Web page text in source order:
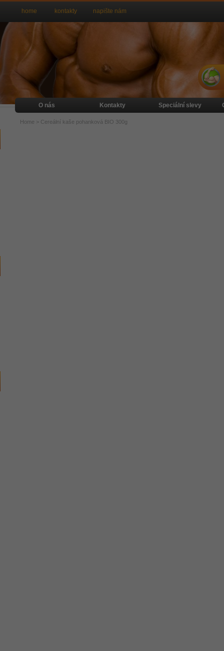
home kontakty napište nám
O nás Kontakty Speciální slevy
Home > Cereální kaše pohanková BIO 300g